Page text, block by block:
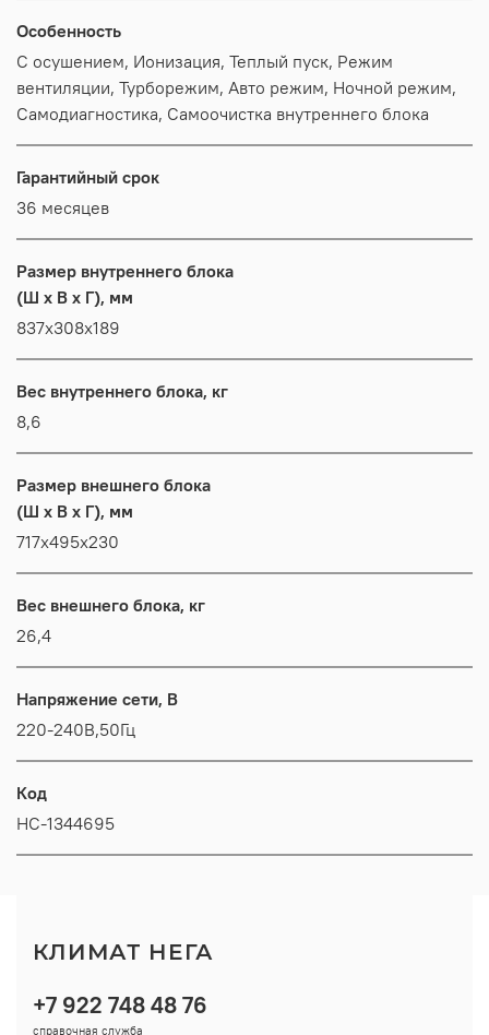
Особенность
С осушением, Ионизация, Теплый пуск, Режим
вентиляции, Турборежим, Авто режим, Ночной режим,
Самодиагностика, Самоочистка внутреннего блока
Гарантийный срок
36 месяцев
Размер внутреннего блока
(Ш x В x Г), мм
837x308x189
Вес внутреннего блока, кг
8,6
Размер внешнего блока
(Ш x В x Г), мм
717x495x230
Вес внешнего блока, кг
26,4
Напряжение сети, В
220-240В,50Гц
Код
НС-1344695
+7 922 748 48 76
справочная служба
КЛИМАТ НЕГА